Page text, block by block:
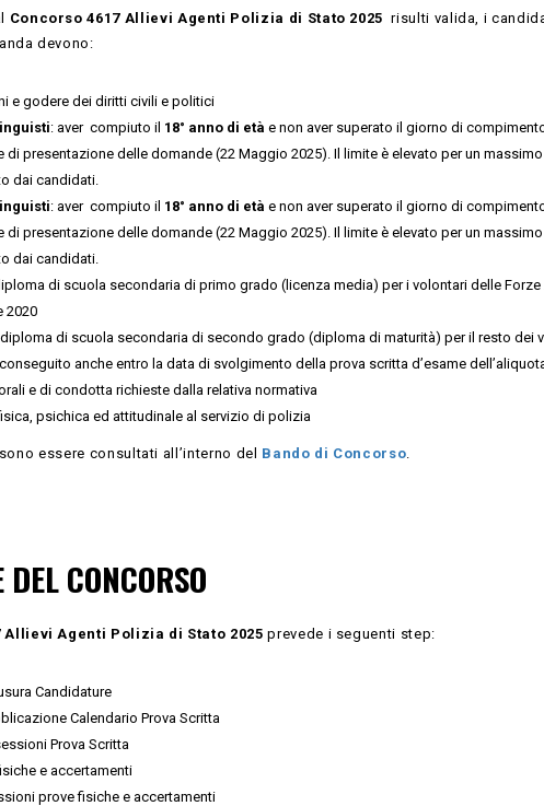
Concorso 4617 Allievi Agenti Polizia di Stato 2025 risulti valida, i
devono:
e godere dei diritti civili e politici
: aver compiuto il 18° anno di età e non aver superato il giorno di
di presentazione delle domande (22 Maggio 2025). Il limite è elevato per un
dai candidati.
: aver compiuto il 18° anno di età e non aver superato il giorno di
di presentazione delle domande (22 Maggio 2025). Il limite è elevato per un
dai candidati.
di scuola secondaria di primo grado (licenza media) per i volontari delle
2020
di scuola secondaria di secondo grado (diploma di maturità) per il resto dei
anche entro la data di svolgimento della prova scritta d’esame
e di condotta richieste dalla relativa normativa
psichica ed attitudinale al servizio di polizia
essere consultati all’interno del Bando di Concorso
CONCORSO
Allievi Agenti Polizia di Stato 2025 prevede i seguenti step:
Candidature
Calendario Prova Scritta
Prova Scritta
e accertamenti
prove fisiche e accertamenti